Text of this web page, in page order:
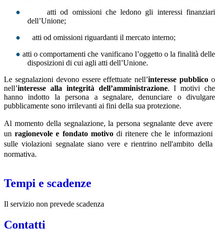
●
atti od omissioni che ledono gli interessi finanziari
dell’Unione;
●
atti od omissioni riguardanti il mercato interno;
● atti o comportamenti che vanificano l’oggetto o la finalità delle
disposizioni di cui agli atti dell’Unione.
Le segnalazioni devono essere effettuate nell’interesse pubblico o
nell’interesse alla integrità dell’amministrazione. I motivi che
hanno indotto la persona a segnalare, denunciare o divulgare
pubblicamente sono irrilevanti ai fini della sua protezione.
Al momento della segnalazione, la persona segnalante deve avere
unragionevole e fondato motivo di ritenere che le informazioni
sulle violazioni segnalate siano vere e rientrino nell'ambito della
normativa.
Tempi e scadenze
Il servizio non prevede scadenza
Contatti